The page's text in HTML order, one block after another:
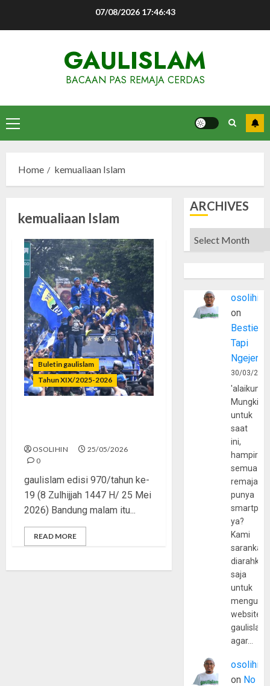
07/08/2026 17:46:43
GAULISLAM
BACAAN PAS REMAJA CERDAS
Primary
Menu
Home kemualiaan Islam
kemualiaan Islam
Buletin gaulislam
Tahun XIX/2025-2026
OSOLIHIN
25/05/2026
0
gaulislam edisi 970/tahun ke-
19 (8 Zulhijjah 1447 H/ 25 Mei
2026) Bandung malam itu...
READ MORE
ARCHIVES
Archives
osolihin
on
Bestie
Tapi
30/03/
Mungkin
untuk
saat
ini,
hampir
semua
remaja
punya
ya?
Kami
sarankan,
diarahkan
saja
untuk
website
agar…
osolihin
on No